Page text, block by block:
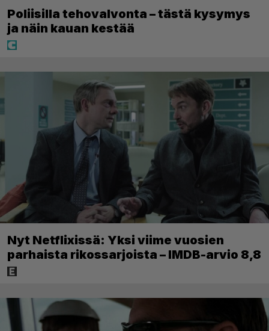
Poliisilla tehovalvonta – tästä kysymys
ja näin kauan kestää
Nyt Netflixissä: Yksi viime vuosien
parhaista rikossarjoista – IMDB-arvio 8,8